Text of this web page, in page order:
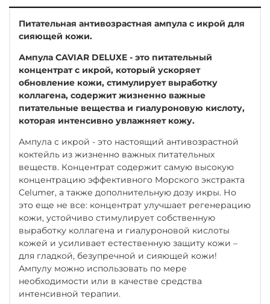
Питательная антивозрастная ампула с икрой для
сияющей кожи.
Ампула CAVIAR DELUXE - это питательный
концентрат с икрой, который ускоряет
обновление кожи, стимулирует выработку
коллагена, содержит жизненно важные
питательные вещества и гиалуроновую кислоту,
которая интенсивно увлажняет кожу.
Ампула с икрой - это настоящий антивозрастной
коктейль из жизненно важных питательных
веществ. Концентрат содержит самую высокую
концентрацию эффективного Морского экстракта
Celumer, а также дополнительную дозу икры. Но
это еще не все: концентрат улучшает регенерацию
кожи, устойчиво стимулирует собственную
выработку коллагена и гиалуроновой кислоты
кожей и усиливает естественную защиту кожи –
для гладкой, безупречной и сияющей кожи!
Ампулу можно использовать по мере
необходимости или в качестве средства
интенсивной терапии.